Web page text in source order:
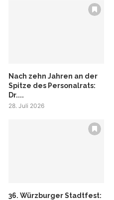
Nach zehn Jahren an der
Spitze des Personalrats:
Dr....
28. Juli 2026
36. Würzburger Stadtfest: